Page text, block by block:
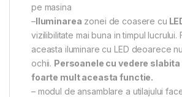
pe masina
–Iluminarea zonei de coasere cu
vizilibilitate mai buna in timpul lucrului.
aceasta iluminare cu LED deoarece
ochii. Persoanele cu vedere
foarte mult aceasta functie.
– modul de ansamblare a utilajului